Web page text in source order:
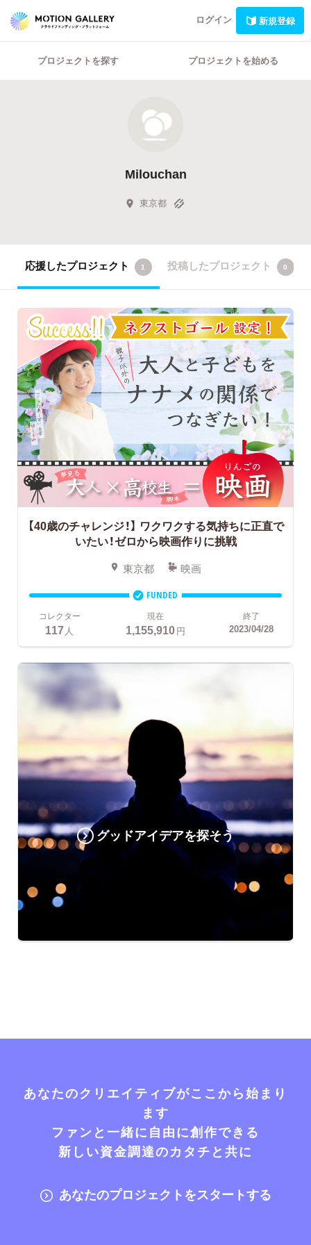
ログイン 新規登録
プロジェクトを探す プロジェクトを始める
Milouchan
東京都
応援したプロジェクト 1 投稿したプロジェクト 0
【40歳のチャレンジ！】 ワクワクする気持ちに正直で
いたい！ゼロから映画作りに挑戦
東京都 映画
FUNDED
コレクター
117 人
現在
1,155,910円
終了
2023/04/28
グッドアイデアを探そう
あなたのクリエイティブがここから始まり
ます
ファンと一緒に自由に創作できる
新しい資金調達のカタチと共に
あなたのプロジェクトをスタートする